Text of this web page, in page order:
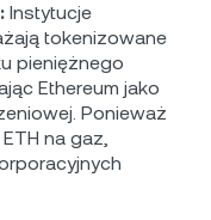
Instytucje
tokenizowane
pieniężnego
Ethereum jako
Ponieważ
na gaz,